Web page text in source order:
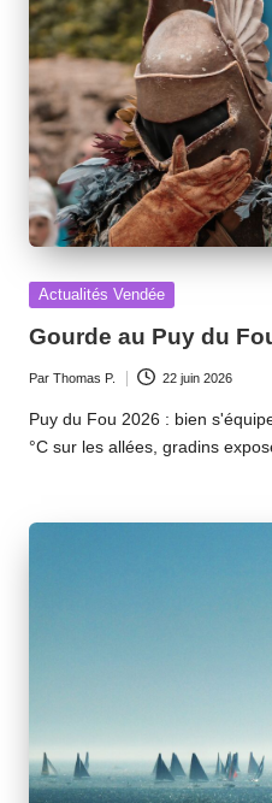
Posted
Actualités Vendée
Gourde au Puy du
par
Par Thomas P. 22 juin 2026
Puy du Fou 2026 : bien
°C sur les allées, gradins